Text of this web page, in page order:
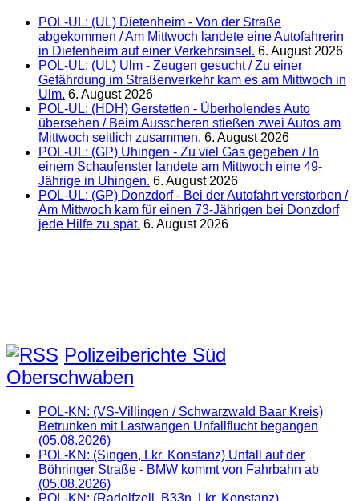
POL-UL: (UL) Dietenheim - Von der Straße
abgekommen / Am Mittwoch landete eine Autofahrerin
in Dietenheim auf einer Verkehrsinsel. 6. August 2026
POL-UL: (UL) Ulm - Zeugen gesucht / Zu einer
Gefährdung im Straßenverkehr kam es am Mittwoch in
Ulm. 6. August 2026
POL-UL: (HDH) Gerstetten - Überholendes Auto
übersehen / Beim Ausscheren stießen zwei Autos am
Mittwoch seitlich zusammen. 6. August 2026
POL-UL: (GP) Uhingen - Zu viel Gas gegeben / In
einem Schaufenster landete am Mittwoch eine 49-
Jährige in Uhingen. 6. August 2026
POL-UL: (GP) Donzdorf - Bei der Autofahrt verstorben /
Am Mittwoch kam für einen 73-Jährigen bei Donzdorf
jede Hilfe zu spät. 6. August 2026
Polizeiberichte Süd
Oberschwaben
POL-KN: (VS-Villingen / Schwarzwald Baar Kreis)
Betrunken mit Lastwangen Unfallflucht begangen
(05.08.2026)
POL-KN: (Singen, Lkr. Konstanz) Unfall auf der
Böhringer Straße - BMW kommt von Fahrbahn ab
(05.08.2026)
POL-KN: (Radolfzell, B33n, Lkr. Konstanz)